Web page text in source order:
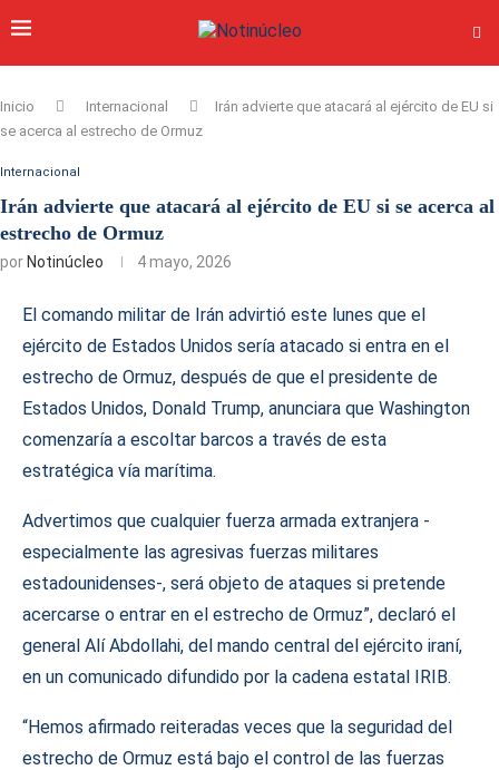
Inicio Internacional
Irán advierte que atacará al ejército de EU si
se acerca al estrecho de Ormuz
Internacional
Irán advierte que atacará al ejército de EU si se acerca al
estrecho de Ormuz
por Notinúcleo 4 mayo, 2026
El comando militar de Irán advirtió este lunes que el
ejército de Estados Unidos sería atacado si entra en el
estrecho de Ormuz, después de que el presidente de
Estados Unidos, Donald Trump, anunciara que Washington
comenzaría a escoltar barcos a través de esta
estratégica vía marítima.
Advertimos que cualquier fuerza armada extranjera -
especialmente las agresivas fuerzas militares
estadounidenses-, será objeto de ataques si pretende
acercarse o entrar en el estrecho de Ormuz”, declaró el
general Alí Abdollahi, del mando central del ejército iraní,
en un comunicado difundido por la cadena estatal IRIB.
“Hemos afirmado reiteradas veces que la seguridad del
estrecho de Ormuz está bajo el control de las fuerzas